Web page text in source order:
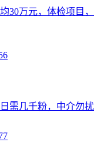
30万元，体检项目
需几千粉，中介勿扰